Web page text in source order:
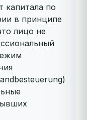
капитала по
в принципе
лицо не